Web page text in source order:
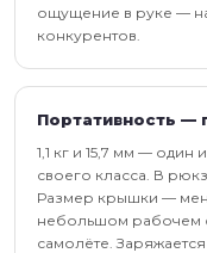
ощущение в руке —
конкурентов.
Портативность —
1,1 кг и 15,7 мм — один
своего класса. В
Размер крышки —
небольшом рабочем
самолёте.